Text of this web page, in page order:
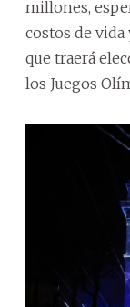
millones,
costos de
que traerá
los Juegos